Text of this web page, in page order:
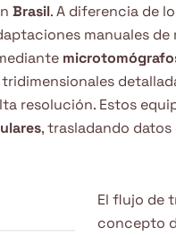
Brasil. A diferencia de
manuales de
resolución. Estos
, trasladando
El flujo de
concepto